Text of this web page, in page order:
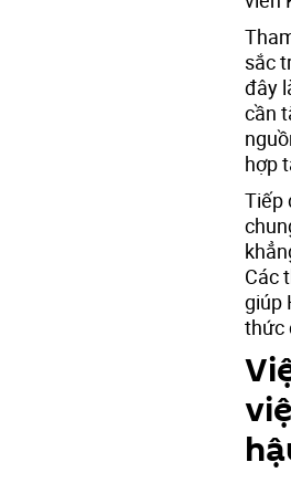
sắc
đây
cần
hợp
Tiếp
Các
giúp
thức